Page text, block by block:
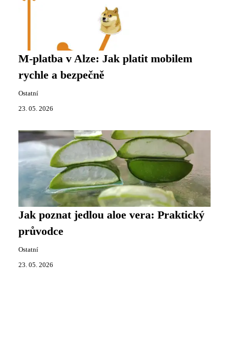
M-platba v Alze: Jak platit mobilem
rychle a bezpečně
Ostatní
23. 05. 2026
Jak poznat jedlou aloe vera: Praktický
průvodce
Ostatní
23. 05. 2026